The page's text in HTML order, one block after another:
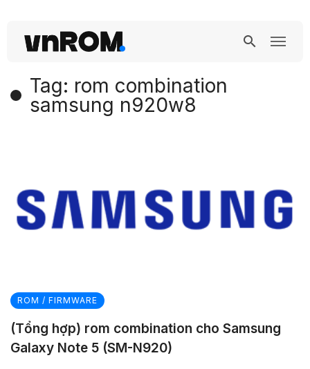
Tag: rom combination
samsung n920w8
ROM / FIRMWARE
(Tổng hợp) rom combination cho Samsung
Galaxy Note 5 (SM-N920)